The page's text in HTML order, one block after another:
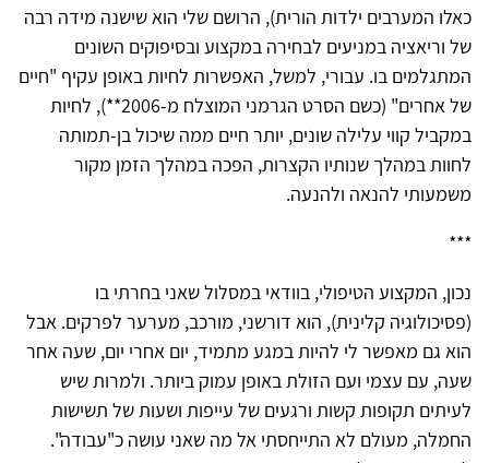
כאלו המערבים ילדות הורית), הרושם שלי הוא שישנה מידה רבה
של וריאציה במניעים לבחירה במקצוע ובסיפוקים השונים
המתגלמים בו. עבורי, למשל, האפשרות לחיות באופן עקיף "חיים
של אחרים" (כשם הסרט הגרמני המוצלח מ-2006**), לחיות
במקביל קווי עלילה שונים, יותר חיים ממה שיכול בן-תמותה
לחוות במהלך שנותיו הקצרות, הפכה במהלך הזמן מקור
משמעותי להנאה ולהנעה.
***
נכון, המקצוע הטיפולי, בוודאי במסלול שאני בחרתי בו
(פסיכולוגיה קלינית), הוא דורשני, מורכב, מערער לפרקים. אבל
הוא גם מאפשר לי להיות במגע מתמיד, יום אחרי יום, שעה אחר
שעה, עם עצמי ועם הזולת באופן עמוק ביותר. ולמרות שיש
לעיתים תקופות קשות ורגעים של עייפות ושעות של תשישות
החמלה, מעולם לא התייחסתי אל מה שאני עושה כ"עבודה".